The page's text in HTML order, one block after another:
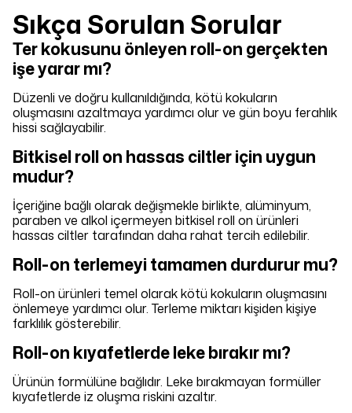
Sıkça Sorulan Sorular
Ter kokusunu önleyen roll-on gerçekten
işe yarar mı?
Düzenli ve doğru kullanıldığında, kötü kokuların
oluşmasını azaltmaya yardımcı olur ve gün boyu ferahlık
hissi sağlayabilir.
Bitkisel roll on hassas ciltler için uygun
mudur?
İçeriğine bağlı olarak değişmekle birlikte, alüminyum,
paraben ve alkol içermeyen bitkisel roll on ürünleri
hassas ciltler tarafından daha rahat tercih edilebilir.
Roll-on terlemeyi tamamen durdurur mu?
Roll-on ürünleri temel olarak kötü kokuların oluşmasını
önlemeye yardımcı olur. Terleme miktarı kişiden kişiye
farklılık gösterebilir.
Roll-on kıyafetlerde leke bırakır mı?
Ürünün formülüne bağlıdır. Leke bırakmayan formüller
kıyafetlerde iz oluşma riskini azaltır.